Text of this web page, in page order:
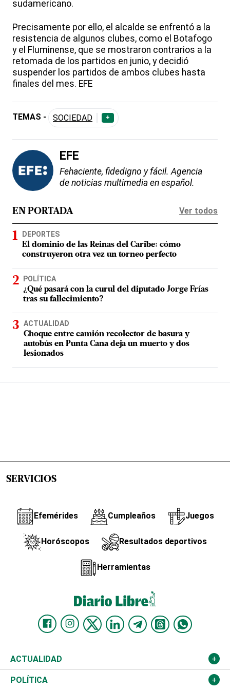
sudamericano.
Precisamente por ello, el alcalde se enfrentó a la
resistencia de algunos clubes, como el Botafogo
y el Fluminense, que se mostraron contrarios a la
retomada de los partidos en junio, y decidió
suspender los partidos de ambos clubes hasta
finales del mes. EFE
TEMAS - SOCIEDAD +
EFE
Fehaciente, fidedigno y fácil. Agencia
de noticias multimedia en español.
EN PORTADA Ver todos
DEPORTES
El dominio de las Reinas del Caribe: cómo
construyeron otra vez un torneo perfecto
POLÍTICA
¿Qué pasará con la curul del diputado Jorge Frías
tras su fallecimiento?
ACTUALIDAD
Choque entre camión recolector de basura y
autobús en Punta Cana deja un muerto y dos
lesionados
SERVICIOS
Efemérides Cumpleaños Juegos
Horóscopos Resultados deportivos
Herramientas
ACTUALIDAD
Nacional
POLÍTICA